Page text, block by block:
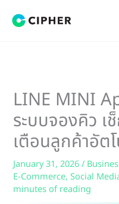
LINE MINI
ระบบจองคิว เ
เตือนลูกค้าอัต
January 31, 2026/
E-Commerce,Social
minutes of reading